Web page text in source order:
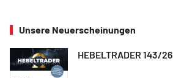
Unsere Neuerscheinungen
HEBELTRADER 143/26